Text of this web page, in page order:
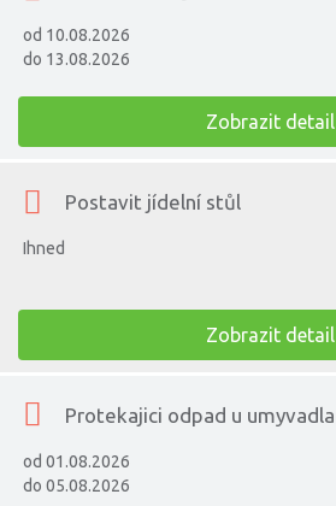
od 10.08.2026
do 13.08.2026
Zobrazit detail
Postavit jídelní stůl
Ihned
Zobrazit detail
Protekajici odpad u umyvadla
od 01.08.2026
do 05.08.2026